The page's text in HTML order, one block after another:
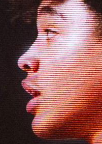
Hospitalités